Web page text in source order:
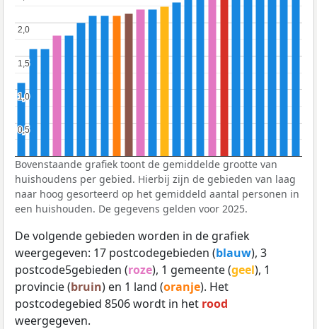
0,5
0,5
1,0
1,0
1,5
1,5
2,0
2,0
Bovenstaande grafiek toont de gemiddelde grootte van
huishoudens per gebied. Hierbij zijn de gebieden van laag
naar hoog gesorteerd op het gemiddeld aantal personen in
een huishouden. De gegevens gelden voor 2025.
De volgende gebieden worden in de grafiek
weergegeven: 17 postcodegebieden (blauw), 3
postcode5gebieden (roze), 1 gemeente (geel), 1
provincie (bruin) en 1 land (oranje). Het
postcodegebied 8506 wordt in het rood
weergegeven.